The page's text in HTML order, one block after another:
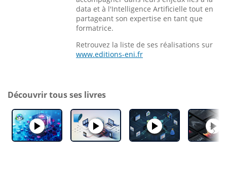
data et à l'Intelligence Artificielle tout en
partageant son expertise en tant que
formatrice.
Retrouvez la liste de ses réalisations sur
www.editions-eni.fr
Découvrir tous ses livres